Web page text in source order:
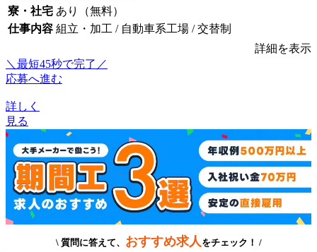
寮・社宅 あり（無料）
仕事内容 組立・加工 / 自動車系工場 / 交替制
詳細を表示
＼最短45秒で完了／
応募へ進む
詳しく
見る
\ 質問に答えて、 おすすめ求人 をチェック！ /